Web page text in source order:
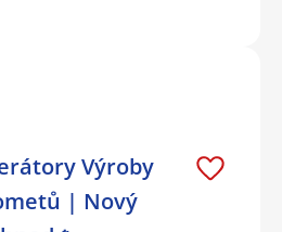
Výroby
| Nový